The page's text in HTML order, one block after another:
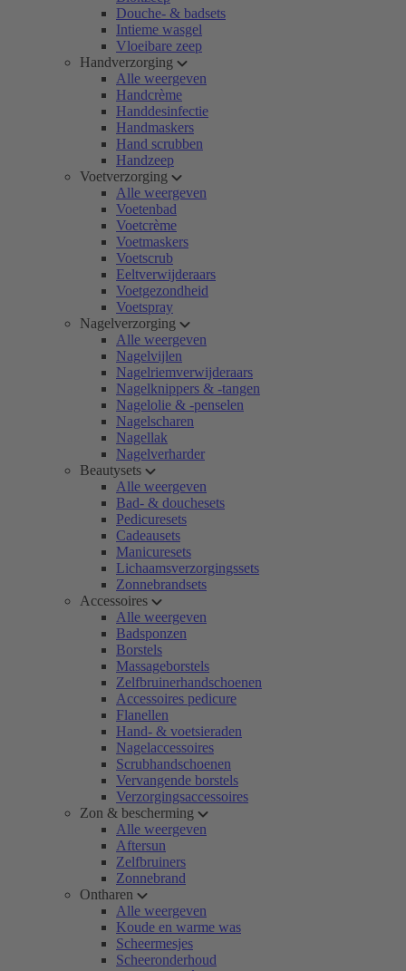
Douche- & badsets
Intieme wasgel
Vloeibare zeep
Handverzorging
Alle weergeven
Handcrème
Handdesinfectie
Handmaskers
Hand scrubben
Handzeep
Voetverzorging
Alle weergeven
Voetenbad
Voetcrème
Voetmaskers
Voetscrub
Eeltverwijderaars
Voetgezondheid
Voetspray
Nagelverzorging
Alle weergeven
Nagelvijlen
Nagelriemverwijderaars
Nagelknippers & -tangen
Nagelolie & -penselen
Nagelscharen
Nagellak
Nagelverharder
Beautysets
Alle weergeven
Bad- & douchesets
Pedicuresets
Cadeausets
Manicuresets
Lichaamsverzorgingssets
Zonnebrandsets
Accessoires
Alle weergeven
Badsponzen
Borstels
Massageborstels
Zelfbruinerhandschoenen
Accessoires pedicure
Flanellen
Hand- & voetsieraden
Nagelaccessoires
Scrubhandschoenen
Vervangende borstels
Verzorgingsaccessoires
Zon & bescherming
Alle weergeven
Aftersun
Zelfbruiners
Zonnebrand
Ontharen
Alle weergeven
Koude en warme was
Scheermesjes
Scheeronderhoud